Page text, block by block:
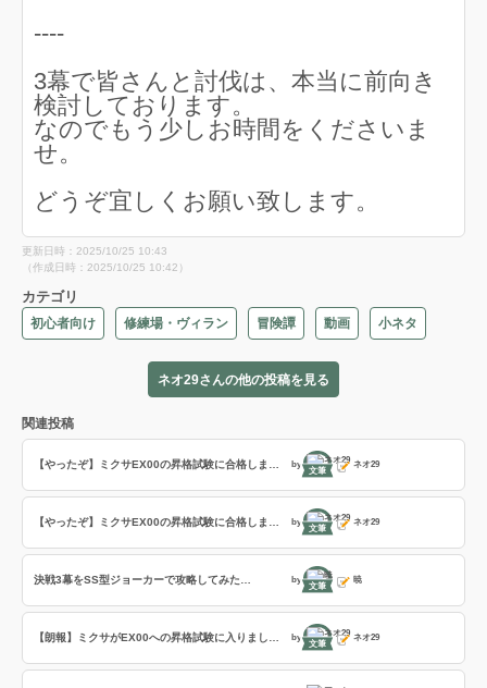
----
3幕で皆さんと討伐は、本当に前向き
検討しております。
なのでもう少しお時間をくださいま
せ。
どうぞ宜しくお願い致します。
更新日時：2025/10/25 10:43
（作成日時：2025/10/25 10:42）
カテゴリ
初心者向け 修練場・ヴィラン 冒険譚 動画 小ネタ
ネオ29さんの他の投稿を見る
関連投稿
by
文筆
ネオ29
by
文筆
ネオ29
決戦3幕をSS型ジョーカーで攻略してみた… by
文筆
暁
by
文筆
ネオ29